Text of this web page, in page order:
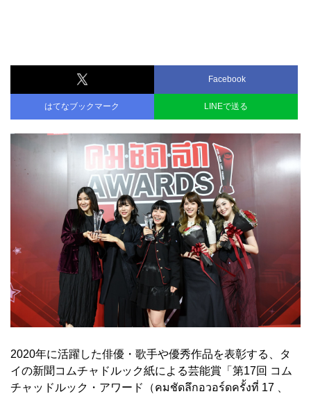
Facebook
はてなブックマーク LINEで送る
2020年に活躍した俳優・歌手や優秀作品を表彰する、タ
イの新聞コムチャドルック紙による芸能賞「第17回 コム
チャッドルック・アワード（คมชัดลึกอวอร์ดครั้งที่ 17 、